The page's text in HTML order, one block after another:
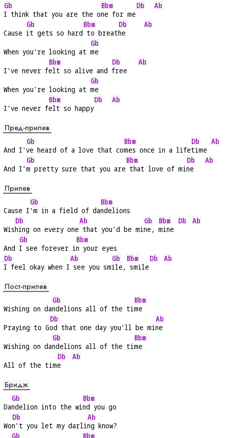
Gb
I think that you are the o
Bbm
ne for me
Db Ab
Cause
Gb
it gets so hard
Bbm
to breat
Db
he
Ab
When you're looking at
Gb
me
I've never f
Bbm
elt so alive and
Db
free
Ab
When you're looking at
Gb
me
I've never f
Bbm
elt so happy
Db Ab
Пред-припев
And I'
Gb
ve heard of a love that co
Bbm
mes once in a life
Db
time
Ab
And I'
Gb
m pretty sure that you are
Bbm
that love of mi
Db
ne
Ab
Припев
Cause I
Gb
'm in a field of da
Bbm
ndelions
Wis
Db
hing on every one
Ab
that you'd be mi
Gb
ne,
Bbm
mine
Db Ab
And
Gb
I see forever i
Bbm
n your eyes
Db
I feel okay when I
Ab
see you sm
Gb
ile,
Bbm
smile
Db Ab
Пост-припев
Wishing on da
Gb
ndelions all of the ti
Bbm
me
Praying to G
Db
od that one day you'll be mi
Ab
ne
Wishing on da
Gb
ndelions all of the ti
Bbm
me
All of the tim
Db
e
Ab
Бридж
Da
Gb
ndelion into the wi
Bbm
nd you go
Wo
Db
n't you let my darli
Ab
ng know?
Gb
Bbm